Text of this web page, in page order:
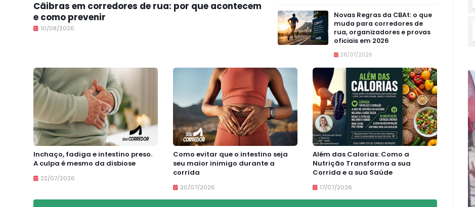
Cãibras em corredores de rua: por que acontecem
e como prevenir
10/08/2026
Novas Regras da CBAt: o que
muda para corredores de
rua, organizadores e provas
oficiais em 2026
28/07/2026
Inchaço, fadiga e intestino preso.
A culpa é mesmo da disbiose
22/07/2026
Como evitar que o intestino seja
seu maior inimigo durante a
corrida
20/07/2026
Além das Calorias: Como a
Nutrição Transforma a sua
Corrida e a sua Saúde
17/07/2026